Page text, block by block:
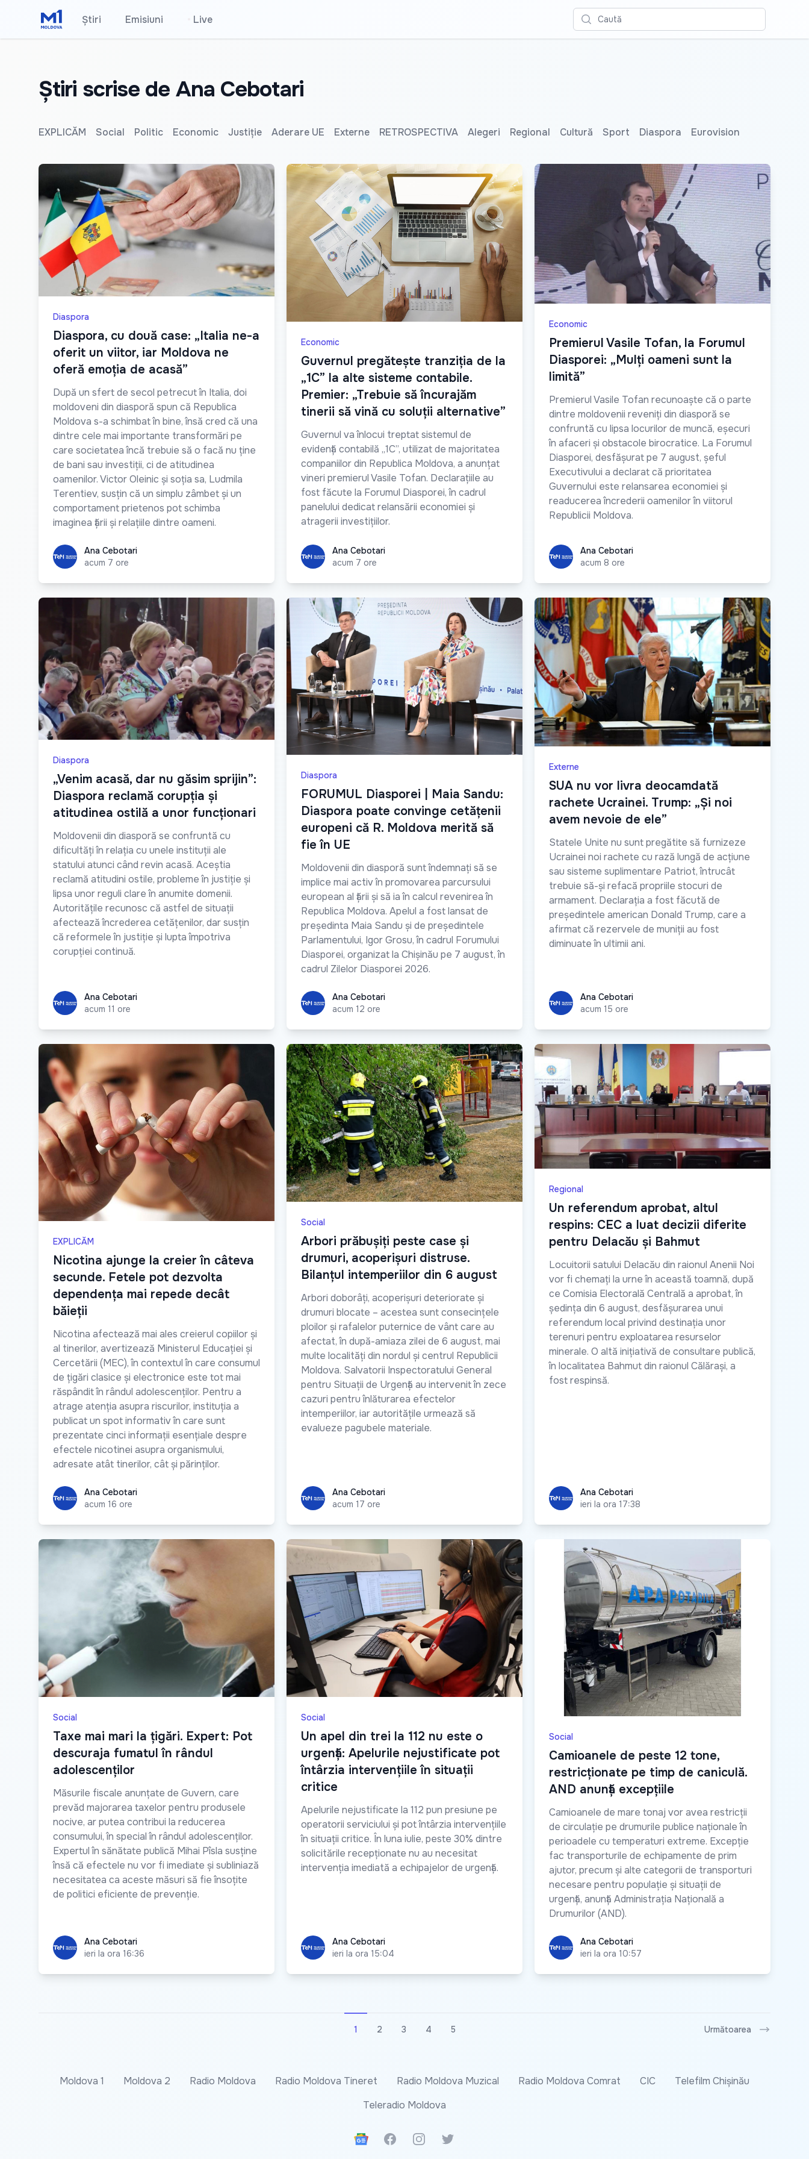
Știri Emisiuni Live Caută
Știri scrise de Ana Cebotari
EXPLICĂM Social Politic Economic Justiție Aderare UE Externe RETROSPECTIVA Alegeri Regional Cultură Sport Diaspora Eurovision
Diaspora
Diaspora, cu două case: „Italia ne-a
oferit un viitor, iar Moldova ne
oferă emoția de acasă”
După un sfert de secol petrecut în Italia, doi
moldoveni din diasporă spun că Republica
Moldova s-a schimbat în bine, însă cred că una
dintre cele mai importante transformări pe
care societatea încă trebuie să o facă nu ține
de bani sau investiții, ci de atitudinea
oamenilor. Victor Oleinic și soția sa, Ludmila
Terentiev, susțin că un simplu zâmbet și un
comportament prietenos pot schimba
imaginea țării și relațiile dintre oameni.
Ana CebotariAna Cebotari
acum 7 ore
Economic
Guvernul pregătește tranziția de la
„1C” la alte sisteme contabile.
Premier: „Trebuie să încurajăm
tinerii să vină cu soluții alternative”
Guvernul va înlocui treptat sistemul de
evidență contabilă „1C”, utilizat de majoritatea
companiilor din Republica Moldova, a anunțat
vineri premierul Vasile Tofan. Declarațiile au
fost făcute la Forumul Diasporei, în cadrul
panelului dedicat relansării economiei și
atragerii investițiilor.
Ana CebotariAna Cebotari
acum 7 ore
Economic
Premierul Vasile Tofan, la Forumul
Diasporei: „Mulți oameni sunt la
limită”
Premierul Vasile Tofan recunoaște că o parte
dintre moldovenii reveniți din diasporă se
confruntă cu lipsa locurilor de muncă, eșecuri
în afaceri și obstacole birocratice. La Forumul
Diasporei, desfășurat pe 7 august, șeful
Executivului a declarat că prioritatea
Guvernului este relansarea economiei și
readucerea încrederii oamenilor în viitorul
Republicii Moldova.
Ana CebotariAna Cebotari
acum 8 ore
Diaspora
„Venim acasă, dar nu găsim sprijin”:
Diaspora reclamă corupția și
atitudinea ostilă a unor funcționari
Moldovenii din diasporă se confruntă cu
dificultăți în relația cu unele instituții ale
statului atunci când revin acasă. Aceștia
reclamă atitudini ostile, probleme în justiție și
lipsa unor reguli clare în anumite domenii.
Autoritățile recunosc că astfel de situații
afectează încrederea cetățenilor, dar susțin
că reformele în justiție și lupta împotriva
corupției continuă.
Ana CebotariAna Cebotari
acum 11 ore
Diaspora
FORUMUL Diasporei | Maia Sandu:
Diaspora poate convinge cetățenii
europeni că R. Moldova merită să
fie în UE
Moldovenii din diasporă sunt îndemnați să se
implice mai activ în promovarea parcursului
european al țării și să ia în calcul revenirea în
Republica Moldova. Apelul a fost lansat de
președinta Maia Sandu și de președintele
Parlamentului, Igor Grosu, în cadrul Forumului
Diasporei, organizat la Chișinău pe 7 august, în
cadrul Zilelor Diasporei 2026.
Ana CebotariAna Cebotari
acum 12 ore
Externe
SUA nu vor livra deocamdată
rachete Ucrainei. Trump: „Și noi
avem nevoie de ele”
Statele Unite nu sunt pregătite să furnizeze
Ucrainei noi rachete cu rază lungă de acțiune
sau sisteme suplimentare Patriot, întrucât
trebuie să-și refacă propriile stocuri de
armament. Declarația a fost făcută de
președintele american Donald Trump, care a
afirmat că rezervele de muniții au fost
diminuate în ultimii ani.
Ana CebotariAna Cebotari
acum 15 ore
EXPLICĂM
Nicotina ajunge la creier în câteva
secunde. Fetele pot dezvolta
dependența mai repede decât
băieții
Nicotina afectează mai ales creierul copiilor și
al tinerilor, avertizează Ministerul Educației și
Cercetării (MEC), în contextul în care consumul
de țigări clasice și electronice este tot mai
răspândit în rândul adolescenților. Pentru a
atrage atenția asupra riscurilor, instituția a
publicat un spot informativ în care sunt
prezentate cinci informații esențiale despre
efectele nicotinei asupra organismului,
adresate atât tinerilor, cât și părinților.
Ana CebotariAna Cebotari
acum 16 ore
Social
Arbori prăbușiți peste case și
drumuri, acoperișuri distruse.
Bilanțul intemperiilor din 6 august
Arbori doborâți, acoperișuri deteriorate și
drumuri blocate – acestea sunt consecințele
ploilor și rafalelor puternice de vânt care au
afectat, în după-amiaza zilei de 6 august, mai
multe localități din nordul și centrul Republicii
Moldova. Salvatorii Inspectoratului General
pentru Situații de Urgență au intervenit în zece
cazuri pentru înlăturarea efectelor
intemperiilor, iar autoritățile urmează să
evalueze pagubele materiale.
Ana CebotariAna Cebotari
acum 17 ore
Regional
Un referendum aprobat, altul
respins: CEC a luat decizii diferite
pentru Delacău și Bahmut
Locuitorii satului Delacău din raionul Anenii Noi
vor fi chemați la urne în această toamnă, după
ce Comisia Electorală Centrală a aprobat, în
ședința din 6 august, desfășurarea unui
referendum local privind destinația unor
terenuri pentru exploatarea resurselor
minerale. O altă inițiativă de consultare publică,
în localitatea Bahmut din raionul Călărași, a
fost respinsă.
Ana CebotariAna Cebotari
ieri la ora 17:38
Social
Taxe mai mari la țigări. Expert: Pot
descuraja fumatul în rândul
adolescenților
Măsurile fiscale anunțate de Guvern, care
prevăd majorarea taxelor pentru produsele
nocive, ar putea contribui la reducerea
consumului, în special în rândul adolescenților.
Expertul în sănătate publică Mihai Pîsla susține
însă că efectele nu vor fi imediate și subliniază
necesitatea ca aceste măsuri să fie însoțite
de politici eficiente de prevenție.
Ana CebotariAna Cebotari
ieri la ora 16:36
Social
Un apel din trei la 112 nu este o
urgență: Apelurile nejustificate pot
întârzia intervențiile în situații
critice
Apelurile nejustificate la 112 pun presiune pe
operatorii serviciului și pot întârzia intervențiile
în situații critice. În luna iulie, peste 30% dintre
solicitările recepționate nu au necesitat
intervenția imediată a echipajelor de urgență.
Ana CebotariAna Cebotari
ieri la ora 15:04
Social
Camioanele de peste 12 tone,
restricționate pe timp de caniculă.
AND anunță excepțiile
Camioanele de mare tonaj vor avea restricții
de circulație pe drumurile publice naționale în
perioadele cu temperaturi extreme. Excepție
fac transporturile de echipamente de prim
ajutor, precum și alte categorii de transporturi
necesare pentru populație și situații de
urgență, anunță Administrația Națională a
Drumurilor (AND).
Ana CebotariAna Cebotari
ieri la ora 10:57
1 2 3 4 5 Următoarea
Moldova 1 Moldova 2 Radio Moldova Radio Moldova Tineret Radio Moldova Muzical Radio Moldova Comrat CIC
Telefilm Chișinău
Teleradio Moldova
Google News
FacebookInstagramTwitter